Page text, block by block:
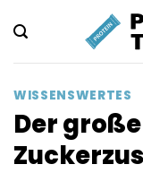
Inhalt
springen
WISSENSWERTES
Der